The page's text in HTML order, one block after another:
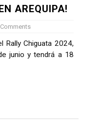
DE NOVIEMBRE
EL ASCENSO
AREQUIPA!
Rally Chiguata 2024,
junio y tendrá a 18